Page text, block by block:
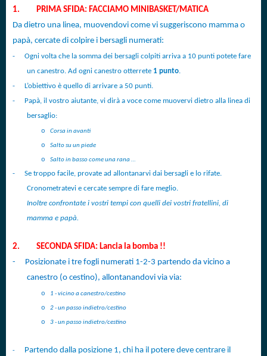
1.
PRIMA SFIDA: FACCIAMO MINIBASKET/MATICA
Da dietro una linea, muovendovi come vi suggeriscono mamma o
papà, cercate di colpire i bersagli numerati:
-
Ogni volta che la somma dei bersagli colpiti arriva a 10 punti potete fare
un canestro. Ad ogni canestro otterrete 1 punto.
-
L’obiettivo è quello di arrivare a 50 punti.
-
Papà, il vostro aiutante, vi dirà a voce come muovervi dietro alla linea di
bersaglio:
o Corsa in avanti
o Salto su un piede
o Salto in basso come una rana …
-
Se troppo facile, provate ad allontanarvi dai bersagli e lo rifate.
Cronometratevi e cercate sempre di fare meglio.
Inoltre confrontate i vostri tempi con quelli dei vostri fratellini, di
mamma e papà.
2.
SECONDA SFIDA: Lancia la bomba !!
-
Posizionate i tre fogli numerati 1-2-3 partendo da vicino a
canestro (o cestino), allontanandovi via via:
o 1 - vicino a canestro/cestino
o 2 - un passo indietro/cestino
o 3 - un passo indietro/cestino
-
Partendo dalla posizione 1, chi ha il potere deve centrare il